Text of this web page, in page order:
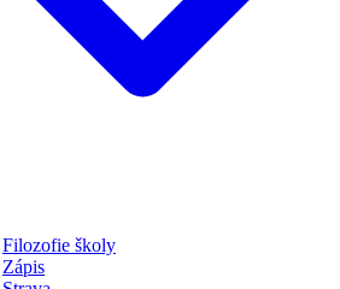
Filozofie školy
Zápis